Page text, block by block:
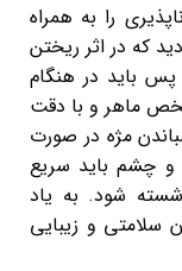
را به همراه
که در اثر ریختن
باید در هنگام
ماهر و با دقت
مژه در صورت
چشم باید سریع
شود. به یاد
سلامتی و زیبایی